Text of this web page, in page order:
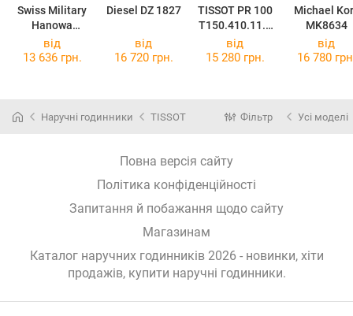
Swiss Military
Hanowa
Offshore Diver
II
Diesel DZ 1827
TISSOT PR 100
T150.410.11.0
51.00
Michael
MK8634
від
13 636 грн.
від
16 720 грн.
від
15 280 грн.
від
16 780
Наручні годинники TISSOT Фільтр Усі моделі
Повна версія сайту
Політика конфіденційності
Запитання й побажання щодо сайту
Магазинам
Каталог наручних годинників 2026 - новинки, хіти
продажів, купити наручні годинники.